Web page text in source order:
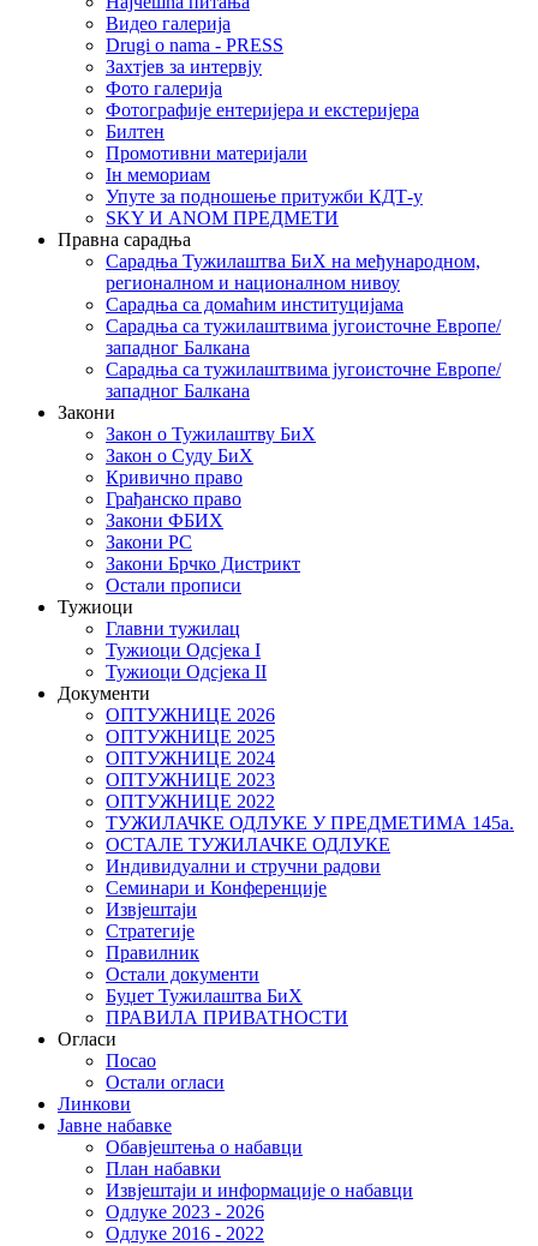
Видео галерија
Drugi o nama - PRESS
Захтјев за интервју
Фото галерија
Фотографије ентеријера и екстеријера
Билтен
Промотивни материјали
Iн мемориам
Упуте за подношење притужби КДТ-у
SKY И ANOM ПРЕДМЕТИ
Правна сарадња
Сарадња Тужилаштва БиХ на међународном,
регионалном и националном нивоу
Сарадња са домаћим институцијама
Сарадња са тужилаштвима југоисточне Европе/
западног Балкана
Сарадња са тужилаштвима југоисточне Европе/
западног Балкана
Закони
Закон о Тужилаштву БиХ
Закон о Суду БиХ
Кривично право
Грађанско право
Закони ФБИХ
Закони РС
Закони Брчко Дистрикт
Остали прописи
Тужиоци
Главни тужилац
Тужиоци Oдсјекa I
Тужиоци Oдсјекa II
Документи
ОПТУЖНИЦЕ 2026
ОПТУЖНИЦЕ 2025
ОПТУЖНИЦЕ 2024
ОПТУЖНИЦЕ 2023
ОПТУЖНИЦЕ 2022
ТУЖИЛАЧКЕ ОДЛУКЕ У ПРЕДМЕТИМА 145а.
ОСТАЛЕ ТУЖИЛАЧКЕ ОДЛУКЕ
Индивидуални и стручни радови
Семинари и Конференције
Извјештаји
Стратегије
Правилник
Остали документи
Буџет Тужилаштва БиХ
ПРАВИЛА ПРИВАТНОСТИ
Огласи
Посао
Остали огласи
Линкови
Јавне набавке
Обавјештења о набавци
План набавки
Извјештаји и информације о набавци
Одлуке 2023 - 2026
Одлуке 2016 - 2022